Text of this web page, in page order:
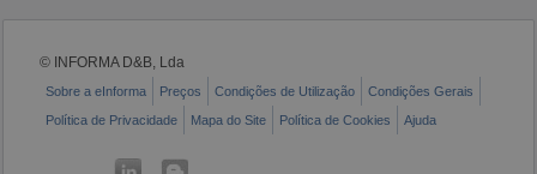
© INFORMA D&B, Lda
Sobre a eInforma Preços Condições de Utilização
Condições Gerais
Política de Privacidade
Mapa do Site Política de Cookies Ajuda